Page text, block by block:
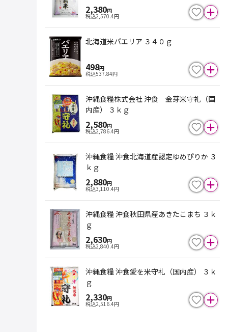
2,380円
税込2,570.4円
北海道米パエリア ３４０ｇ
498円
税込537.84円
沖縄食糧株式会社 沖食 金芽米守礼（国
内産） ３ｋｇ
2,580円
税込2,786.4円
沖縄食糧 沖食北海道産認定ゆめぴりか ３
ｋｇ
2,880円
税込3,110.4円
沖縄食糧 沖食秋田県産あきたこまち ３ｋ
ｇ
2,630円
税込2,840.4円
沖縄食糧 沖食愛を米守礼（国内産） ３ｋ
ｇ
2,330円
税込2,516.4円